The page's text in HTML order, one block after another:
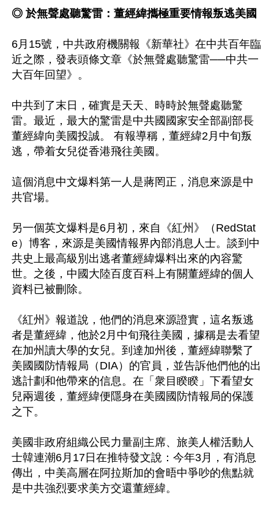
◎ 於無聲處聽驚雷：董經緯攜極重要情報叛逃美國
6月15號，中共政府機關報《新華社》在中共百年臨
近之際，發表頭條文章《於無聲處聽驚雷──中共一
大百年回望》。
中共到了末日，確實是天天、時時於無聲處聽驚
雷。最近，最大的驚雷是中共國國家安全部副部長
董經緯向美國投誠。 有報導稱，董經緯2月中旬叛
逃，帶着女兒從香港飛往美國。
這個消息中文爆料第一人是蔣罔正，消息來源是中
共官場。
另一個英文爆料是6月初，來自《紅州》（RedStat
e）博客，來源是美國情報界內部消息人士。談到中
共史上最高級別出逃者董經緯爆料出來的內容驚
世。之後，中國大陸百度百科上有關董經緯的個人
資料已被刪除。
《紅州》報道說，他們的消息來源證實，這名叛逃
者是董經緯，他於2月中旬飛往美國，據稱是去看望
在加州讀大學的女兒。到達加州後，董經緯聯繫了
美國國防情報局（DIA）的官員，並告訴他們他的出
逃計劃和他帶來的信息。在「衆目睽睽」下看望女
兒兩週後，董經緯便隱身在美國國防情報局的保護
之下。
美國非政府組織公民力量副主席、旅美人權活動人
士韓連潮6月17日在推特發文說：今年3月，有消息
傳出，中美高層在阿拉斯加的會晤中爭吵的焦點就
是中共強烈要求美方交還董經緯。